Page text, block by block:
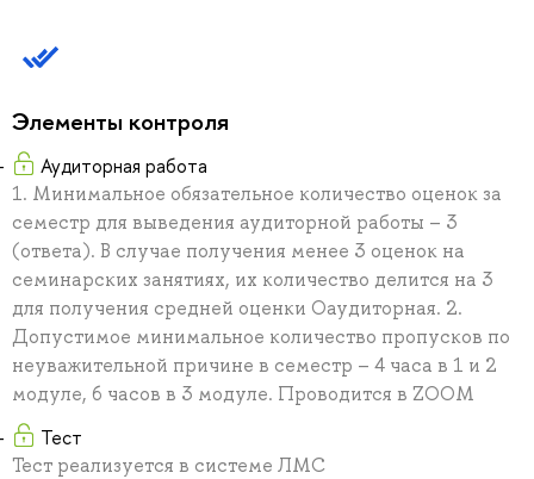
Элементы контроля
Аудиторная работа
1. Минимальное обязательное количество оценок за
семестр для выведения аудиторной работы – 3
(ответа). В случае получения менее 3 оценок на
семинарских занятиях, их количество делится на 3
для получения средней оценки Оаудиторная. 2.
Допустимое минимальное количество пропусков по
неуважительной причине в семестр – 4 часа в 1 и 2
модуле, 6 часов в 3 модуле. Проводится в ZOOM
Тест
Тест реализуется в системе ЛМС